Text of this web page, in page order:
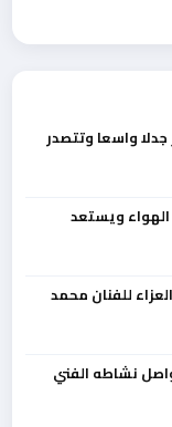
واسعا وتتصدر
ويستعد
للفنان محمد
نشاطه الفني